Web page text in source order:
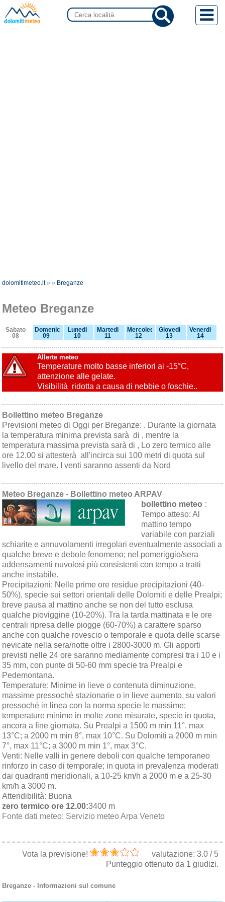
dolomitimeteo.it»» Breganze
Meteo Breganze
Sabato
08
Domenica
09
Lunedi
10
Martedi
11
Mercoledi
12
Giovedi
13
Venerdi
14
Allerte meteo
Temperature molto basse inferiori ai -15°C,
attenzione alle gelate.
Visibilità ridotta a causa di nebbie o foschie..
Bollettino meteo Breganze
Previsioni meteo di Oggi per Breganze: . Durante la giornata
la temperatura minima prevista sarà di , mentre la
temperatura massima prevista sarà di , Lo zero termico alle
ore 12.00 si attesterà all'incirca sui 100 metri di quota sul
livello del mare. I venti saranno assenti da Nord
Meteo Breganze - Bollettino meteo ARPAV
bollettino meteo :
Tempo atteso:Al
mattino tempo
variabile con parziali
schiarite e annuvolamenti irregolari eventualmente associati a
qualche breve e debole fenomeno; nel pomeriggio/sera
addensamenti nuvolosi più consistenti con tempo a tratti
anche instabile.
Precipitazioni: Nelle prime ore residue precipitazioni (40-
50%), specie sui settori orientali delle Dolomiti e delle Prealpi;
breve pausa al mattino anche se non del tutto esclusa
qualche pioviggine (10-20%). Tra la tarda mattinata e le ore
centrali ripresa delle piogge (60-70%) a carattere sparso
anche con qualche rovescio o temporale e quota delle scarse
nevicate nella sera/notte oltre i 2800-3000 m. Gli apporti
previsti nelle 24 ore saranno mediamente compresi tra i 10 e i
35 mm, con punte di 50-60 mm specie tra Prealpi e
Pedemontana.
Temperature: Minime in lieve o contenuta diminuzione,
massime pressoché stazionarie o in lieve aumento, su valori
pressoché in linea con la norma specie le massime;
temperature minime in molte zone misurate, specie in quota,
ancora a fine giornata. Su Prealpi a 1500 m min 11°, max
13°C; a 2000 m min 8°, max 10°C. Su Dolomiti a 2000 m min
7°, max 11°C; a 3000 m min 1°, max 3°C.
Venti: Nelle valli in genere deboli con qualche temporaneo
rinforzo in caso di temporale; in quota in prevalenza moderati
dai quadranti meridionali, a 10-25 km/h a 2000 m e a 25-30
km/h a 3000 m.
Attendibilità: Buona
zero termico ore 12.00:3400 m
Fonte dati meteo: Servizio meteo Arpa Veneto
Vota la previsione! valutazione: 3.0/ 5
Punteggio ottenuto da 1 giudizi.
Breganze - Informazioni sul comune